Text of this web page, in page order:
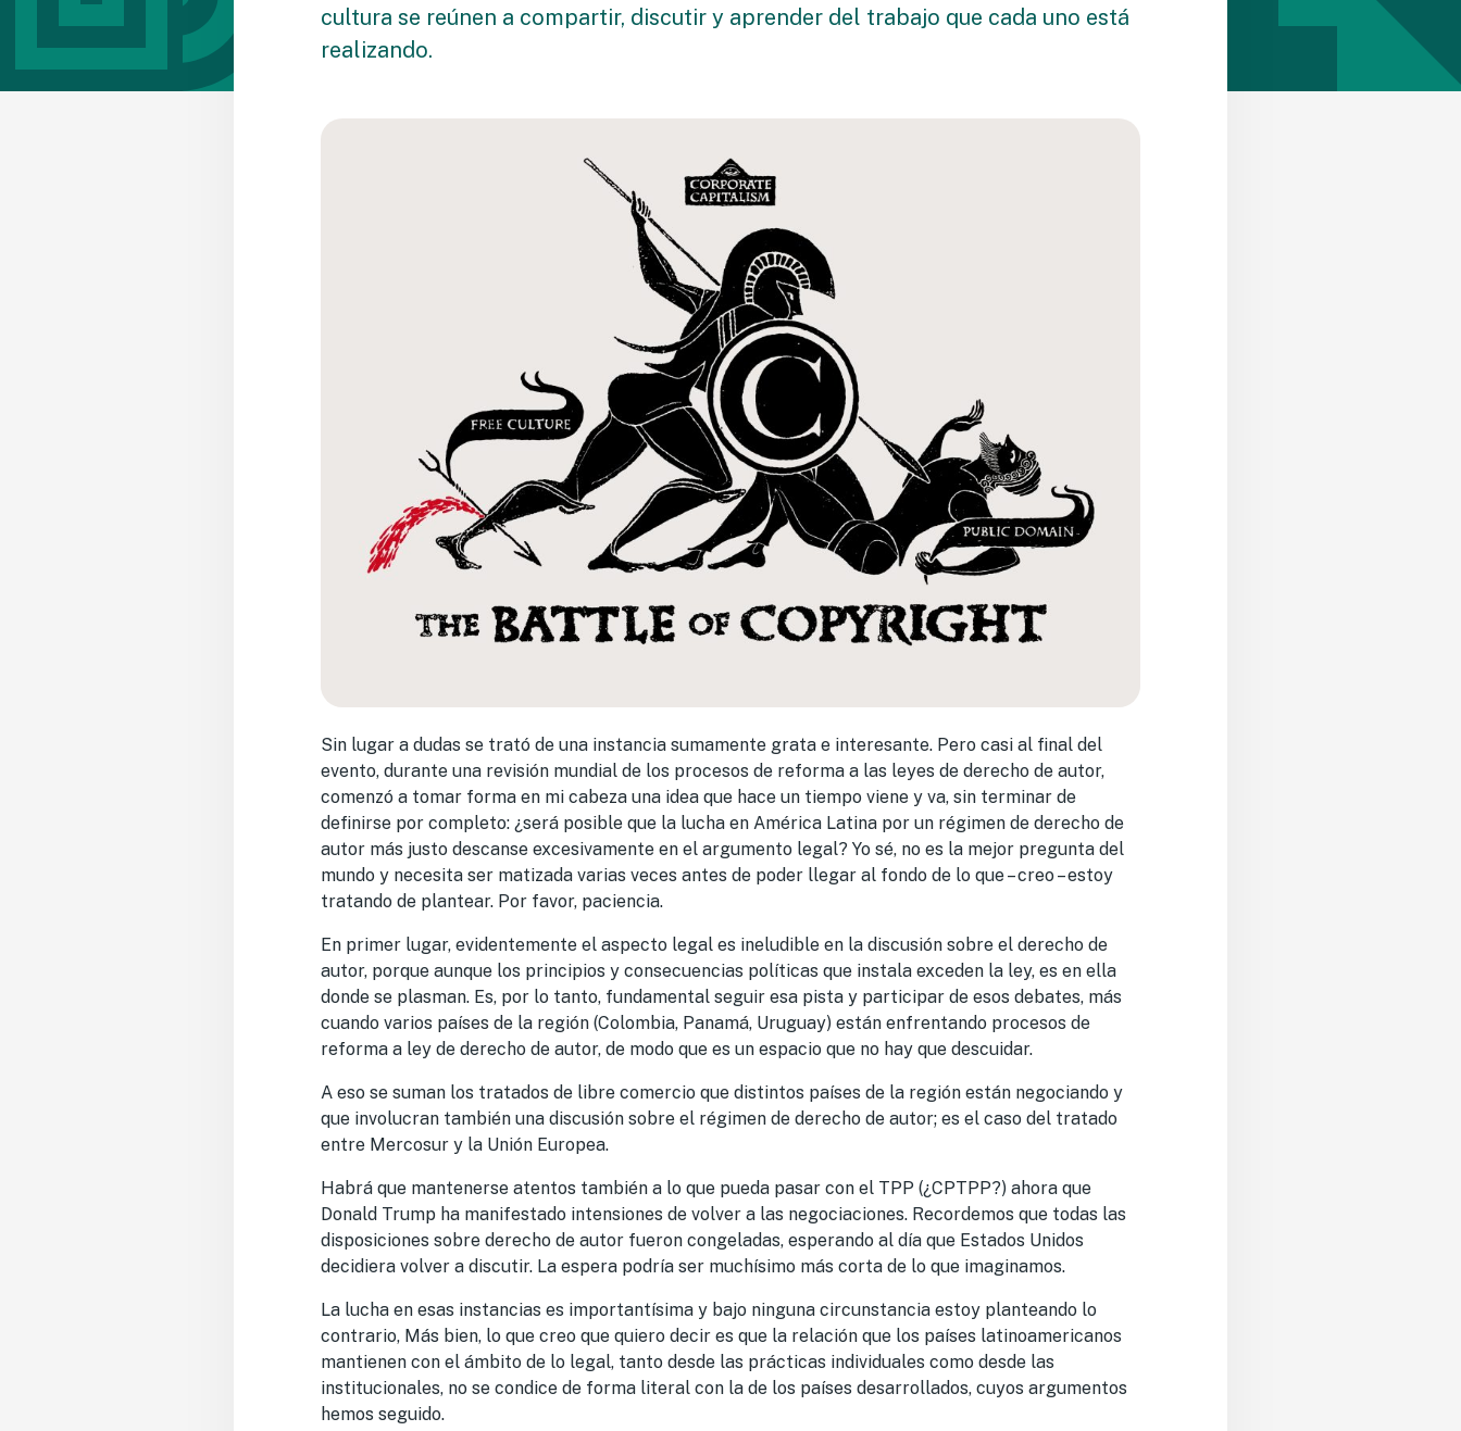
cultura se reúnen a compartir, discutir y aprender del trabajo que cada uno está
realizando.
Sin lugar a dudas se trató de una instancia sumamente grata e interesante. Pero casi al final del
evento, durante una revisión mundial de los procesos de reforma a las leyes de derecho de autor,
comenzó a tomar forma en mi cabeza una idea que hace un tiempo viene y va, sin terminar de
definirse por completo: ¿será posible que la lucha en América Latina por un régimen de derecho de
autor más justo descanse excesivamente en el argumento legal? Yo sé, no es la mejor pregunta del
mundo y necesita ser matizada varias veces antes de poder llegar al fondo de lo que – creo – estoy
tratando de plantear. Por favor, paciencia.
En primer lugar, evidentemente el aspecto legal es ineludible en la discusión sobre el derecho de
autor, porque aunque los principios y consecuencias políticas que instala exceden la ley, es en ella
donde se plasman. Es, por lo tanto, fundamental seguir esa pista y participar de esos debates, más
cuando varios países de la región (Colombia, Panamá, Uruguay) están enfrentando procesos de
reforma a ley de derecho de autor, de modo que es un espacio que no hay que descuidar.
A eso se suman los tratados de libre comercio que distintos países de la región están negociando y
que involucran también una discusión sobre el régimen de derecho de autor; es el caso del tratado
entre Mercosur y la Unión Europea.
Habrá que mantenerse atentos también a lo que pueda pasar con el TPP (¿CPTPP?) ahora que
Donald Trump ha manifestado intensiones de volver a las negociaciones. Recordemos que todas las
disposiciones sobre derecho de autor fueron congeladas, esperando al día que Estados Unidos
decidiera volver a discutir. La espera podría ser muchísimo más corta de lo que imaginamos.
La lucha en esas instancias es importantísima y bajo ninguna circunstancia estoy planteando lo
contrario, Más bien, lo que creo que quiero decir es que la relación que los países latinoamericanos
mantienen con el ámbito de lo legal, tanto desde las prácticas individuales como desde las
institucionales, no se condice de forma literal con la de los países desarrollados, cuyos argumentos
hemos seguido.